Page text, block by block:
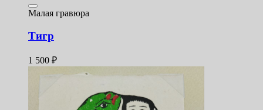
Малая гравюра
Тигр
1 500 ₽